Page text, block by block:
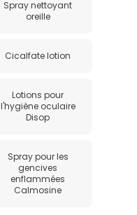
Spray nettoyant
oreille
Cicalfate lotion
Lotions pour
l'hygiène oculaire
Disop
Spray pour les
gencives
enflammées
Calmosine